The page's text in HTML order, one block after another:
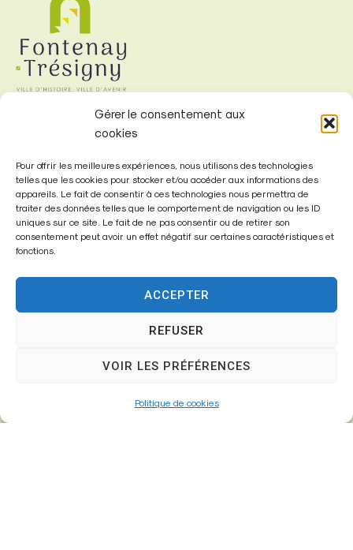
Gérer le consentement aux
cookies
Pour offrir les meilleures expériences, nous utilisons des technologies
telles que les cookies pour stocker et/ou accéder aux informations des
appareils. Le fait de consentir à ces technologies nous permettra de
traiter des données telles que le comportement de navigation ou les ID
uniques sur ce site. Le fait de ne pas consentir ou de retirer son
consentement peut avoir un effet négatif sur certaines caractéristiques et
fonctions.
ACCEPTER
REFUSER
VOIR LES PRÉFÉRENCES
Politique de cookies
Fontenay-Trésigny
Mairie,
26 Av. du Général de Gaulle
77610 – Fontenay-Trésigny
01 64 25 90 67
Horaires d’ouverture